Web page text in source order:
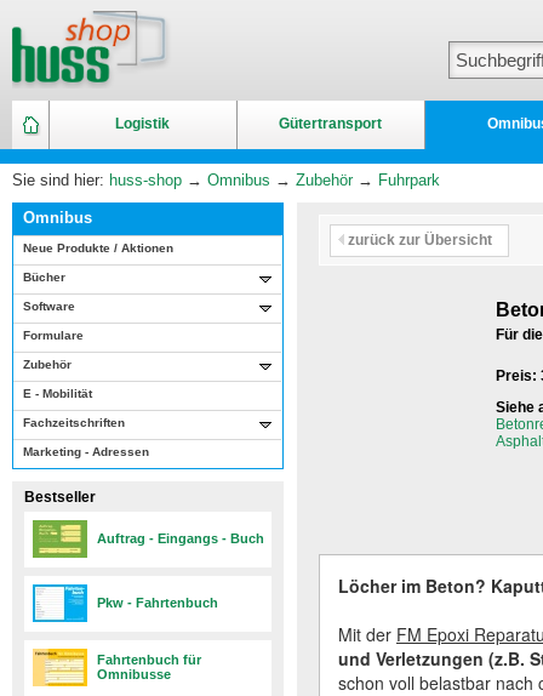
Logistik Gütertransport
Sie sind hier: huss-shop → Omnibus → Zubehör→ Fuhrpark
Omnibus
Neue Produkte / Aktionen
Bücher
Software
Formulare
Zubehör
E - Mobilität
Fachzeitschriften
Marketing - Adressen
Bestseller
Auftrag - Eingangs - Buch
Pkw - Fahrtenbuch
Fahrtenbuch für
Omnibusse
zurück zur Übersicht
Für
Siehe
Löcher im Beton?
Mit der FM Epoxi
und Verletzungen (z.B.
schon voll belastbar nach